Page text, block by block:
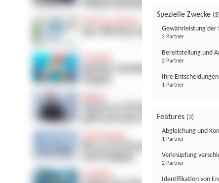
Spezielle Zwecke
Gewährleistung der
2 Partner
Bereitstellung und
2 Partner
Ihre
1 Partner
Features (3)
Abgleichung und
1 Partner
Verknüpfung
2 Partner
Identifikation von